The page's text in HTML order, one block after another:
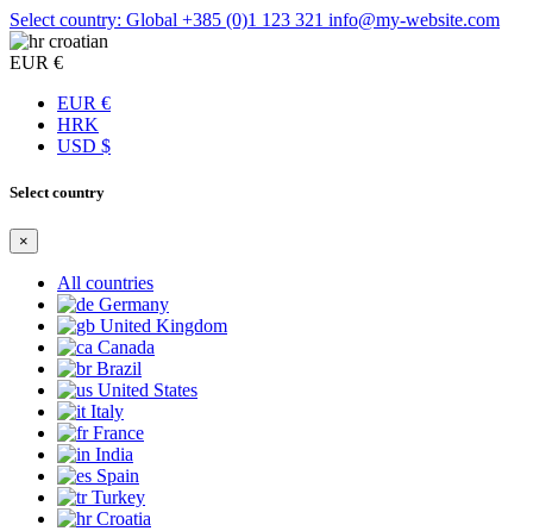
Select country: Global +385 (0)1 123 321 info@my-website.com
croatian
EUR €
EUR €
HRK
USD $
Select country
×
All countries
Germany
United Kingdom
Canada
Brazil
United States
Italy
France
India
Spain
Turkey
Croatia